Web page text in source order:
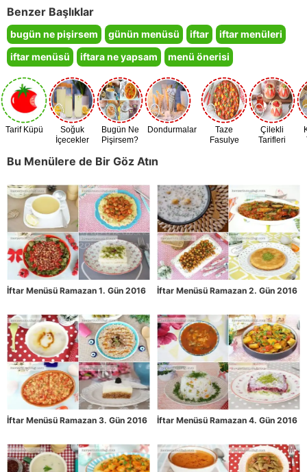
Benzer Başlıklar
bugün ne pişirsem günün menüsü iftar
iftar menüleri
iftar menüsü
iftara ne yapsam menü önerisi
Tarif Küpü
Soğuk
İçecekler
Bugün Ne
Pişirsem?
Dondurmalar
Taze
Fasulye
Çilekli
Tarifleri
Bu Menülere de Bir Göz Atın
İftar Menüsü Ramazan 1. Gün 2016 İftar Menüsü Ramazan 2. Gün 2016
İftar Menüsü Ramazan 3. Gün 2016 İftar Menüsü Ramazan 4. Gün 2016